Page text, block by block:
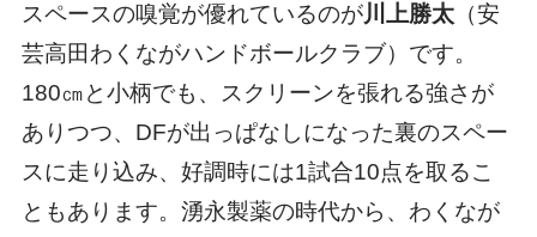
スペースの嗅覚が優れているのが川上勝太（安
芸高田わくながハンドボールクラブ）です。
180㎝と小柄でも、スクリーンを張れる強さが
ありつつ、DFが出っぱなしになった裏のスペー
スに走り込み、好調時には1試合10点を取るこ
ともあります。湧永製薬の時代から、わくなが